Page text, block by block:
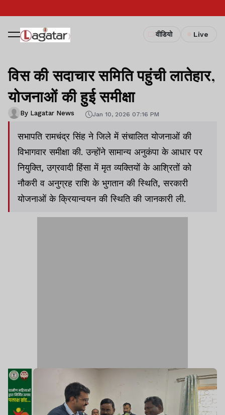
वीडियो Live
विस की सदाचार समिति पहुंची लातेहार,
योजनाओं की हुई समीक्षा
By Lagatar News Jan 10, 2026 07:16 PM
सभापति रामचंद्र सिंह ने जिले में संचालित योजनाओं की
विभागवार समीक्षा की. उन्होंने सामान्य अनुकंपा के आधार पर
नियुक्ति, उग्रवादी हिंसा में मृत व्यक्तियों के आश्रितों को
नौकरी व अनुग्रह राशि के भुगतान की स्थिति, सरकारी
योजनाओं के क्रियान्वयन की स्थिति की जानकारी ली.